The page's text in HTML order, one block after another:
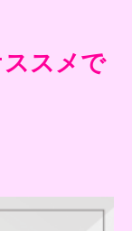
スメで